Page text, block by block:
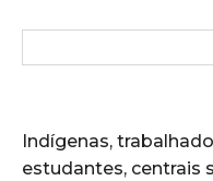
Indígenas,
estudantes, centrais